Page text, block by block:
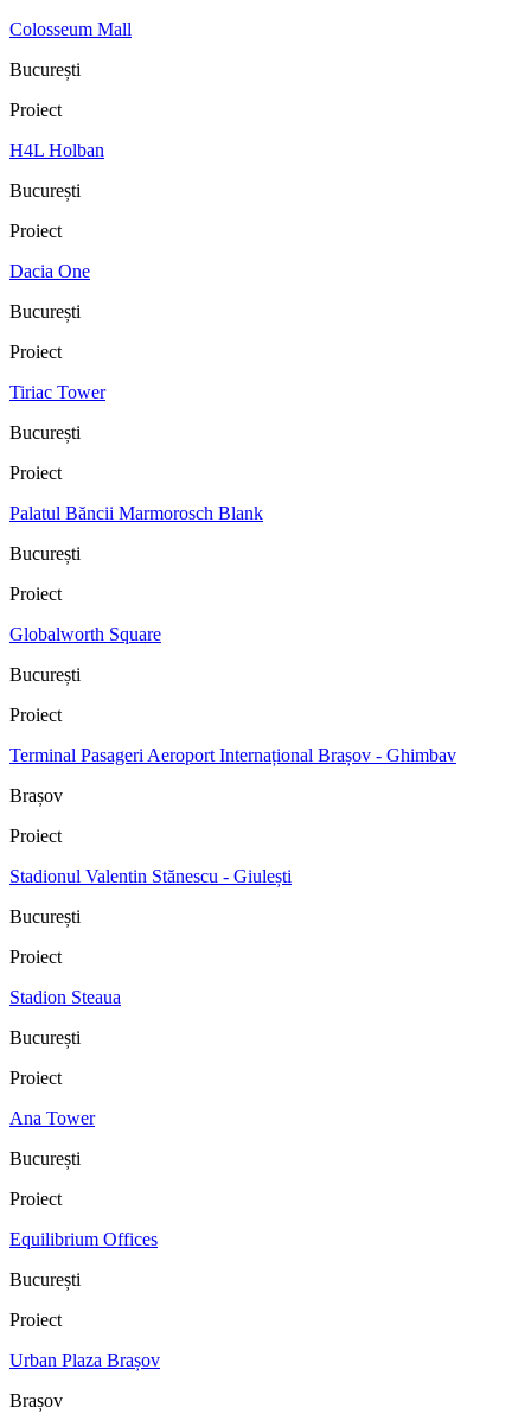
Colosseum Mall
București
Proiect
H4L Holban
București
Proiect
Dacia One
București
Proiect
Tiriac Tower
București
Proiect
Palatul Băncii Marmorosch Blank
București
Proiect
Globalworth Square
București
Proiect
Terminal Pasageri Aeroport Internațional Brașov - Ghimbav
Brașov
Proiect
Stadionul Valentin Stănescu - Giulești
București
Proiect
Stadion Steaua
București
Proiect
Ana Tower
București
Proiect
Equilibrium Offices
București
Proiect
Urban Plaza Brașov
Brașov